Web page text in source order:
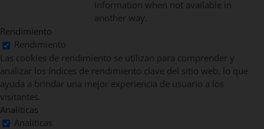
information when not available in
another way.
Rendimiento
Rendimiento
Las cookies de rendimiento se utilizan para comprender y
analizar los índices de rendimiento clave del sitio web, lo que
ayuda a brindar una mejor experiencia de usuario a los
visitantes.
Analíticas
Analíticas